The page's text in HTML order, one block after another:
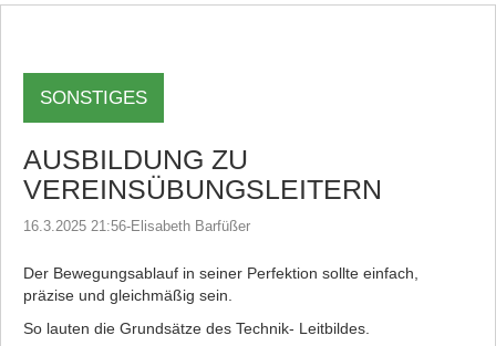
SONSTIGES
AUSBILDUNG ZU
VEREINSÜBUNGSLEITERN
16.3.2025 21:56-Elisabeth Barfüßer
Der Bewegungsablauf in seiner Perfektion sollte einfach,
präzise und gleichmäßig sein.
So lauten die Grundsätze des Technik- Leitbildes.